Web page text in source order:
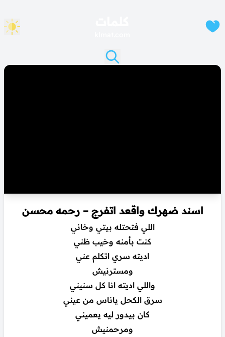
اسند ضهرك واقعد اتفرج – رحمه محسن
اللي فتحتله بيتي وخاني
كنت بأمنه وخيب ظني
اديته سري اتكلم عني
ومسترنيش
واللي اديته انا كل سنيني
سرق الكحل ياناس من عيني
كان بيدور ليه يعميني
ومرحمنيش